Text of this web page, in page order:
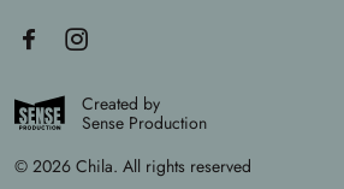
Created by
Sense Production
© 2026 Chila. All rights reserved